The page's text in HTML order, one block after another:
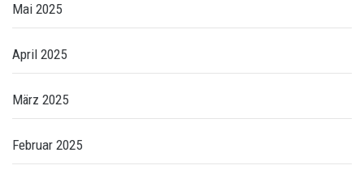
Mai 2025
April 2025
März 2025
Februar 2025